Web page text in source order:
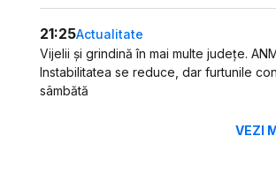
21:25Actualitate
Vijelii și grindină în mai multe județe.
Instabilitatea se reduce, dar furtunile
sâmbătă
VEZI